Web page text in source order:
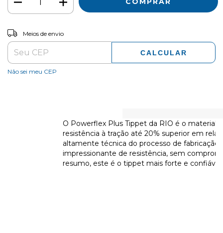
Entregas para o CEP:
Meios de envio
CALCULAR
Não sei meu CEP
O Powerflex Plus Tippet da RIO é o
resistência à tração até 20% superior em
altamente técnica do processo de
impressionante de resistência, sem
resumo, este é o tippet mais forte e confiável